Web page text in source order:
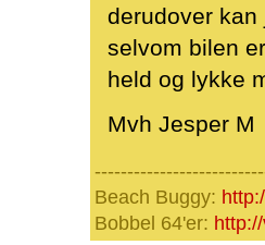
derudover
selvom bilen
held og lykke
Mvh Jesper M
Beach Buggy:
Bobbel 64'er: